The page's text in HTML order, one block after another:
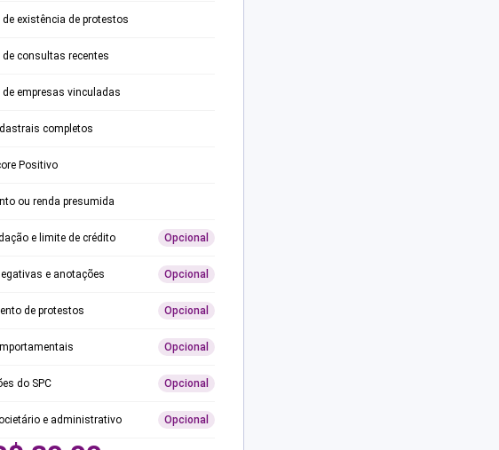
existência de protestos
consultas recentes
empresas vinculadas
completos
Positivo
ou renda presumida
e limite de crédito Opcional
e anotações Opcional
de protestos Opcional
Opcional
do SPC Opcional
e administrativo Opcional